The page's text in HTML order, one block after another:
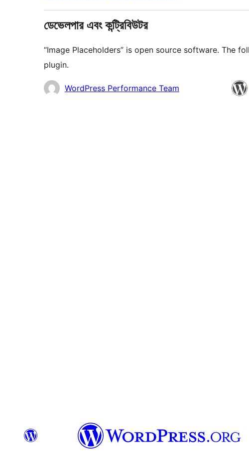
ডেভেলপার এবং কন্ট্রিবিউটর
“Image Placeholders” is open source software. The
plugin.
কন্ট্রিবিউটরWordPress Performance Team